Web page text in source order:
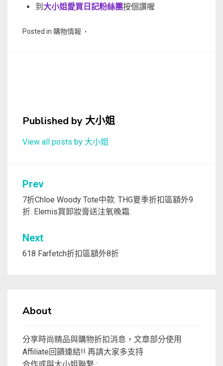
到 大小姐愛買日記粉絲團按個讚喔
Posted in 購物情報
Published by大小姐
View all posts by 大小姐
文
章
導
覽
Prev
7折Chloe Woody Tote中款. THG夏季折扣區額外9
折. Elemis買卸妝膏送注氧晚霜.
Next
618 Farfetch折扣區額外8折
About
分享時尚精品與購物折扣消息，文章部分使用
Affiliate回饋連結!! 再請大家多支持